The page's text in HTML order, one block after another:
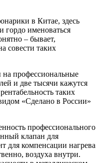
в Китае, здесь
гордо именоваться
– бывает,
совести таких
профессиональные
и две тысячи кажутся
таких
«Сделано в России»
профессионального
клапан для
для компенсации нагрева
воздуха внутри.